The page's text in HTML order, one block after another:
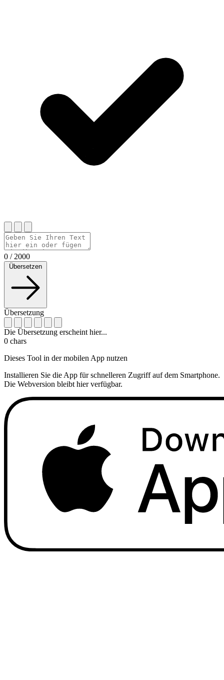
0 / 2000
Übersetzen
Übersetzung
Die Übersetzung erscheint hier...
0 chars
Dieses Tool in der mobilen App nutzen
Installieren Sie die App für schnelleren Zugriff auf dem Smartphone.
Die Webversion bleibt hier verfügbar.